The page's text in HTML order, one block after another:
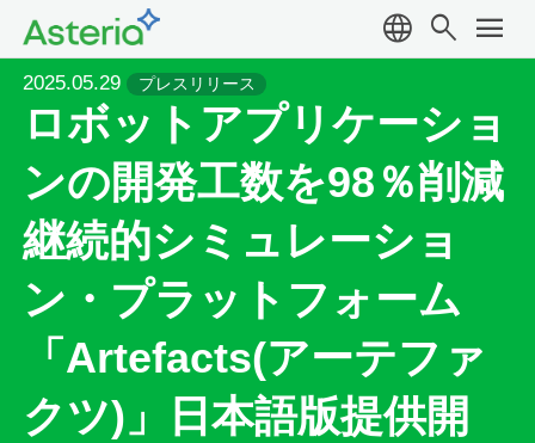
language search menu
2025.05.29 プレスリリース
ロボットアプリケーショ
ンの開発工数を98％削減
継続的シミュレーショ
ン・プラットフォーム
「Artefacts(アーテファ
クツ)」日本語版提供開